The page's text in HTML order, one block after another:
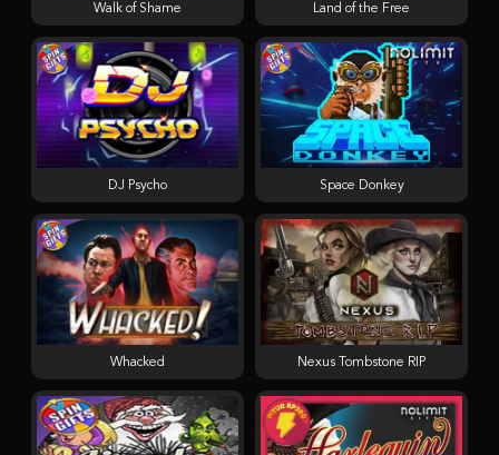
Nexus Tombstone RIP
Space Donkey
Land of the Free
DJ Psycho
Whacked
Walk of Shame